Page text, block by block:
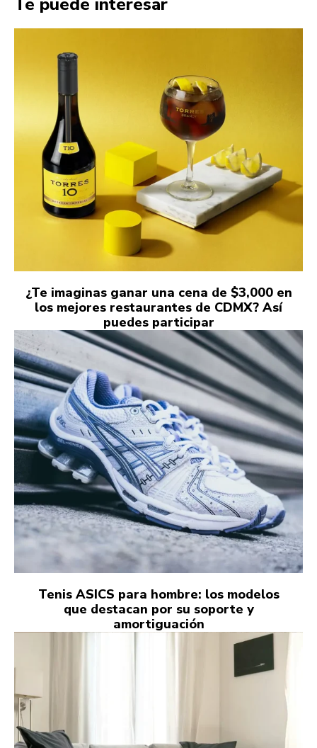
¿Te imaginas ganar una cena de $3,000 en
los mejores restaurantes de CDMX? Así
puedes participar
Tenis ASICS para hombre: los modelos
que destacan por su soporte y
amortiguación